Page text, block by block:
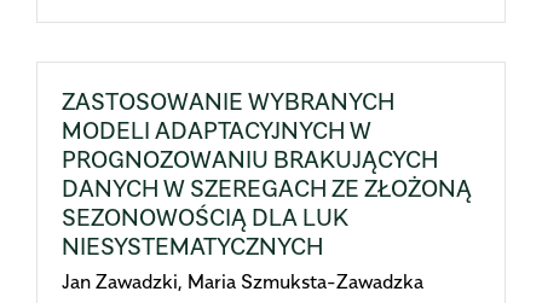
ZASTOSOWANIE WYBRANYCH
MODELI ADAPTACYJNYCH W
PROGNOZOWANIU BRAKUJĄCYCH
DANYCH W SZEREGACH ZE ZŁOŻONĄ
SEZONOWOŚCIĄ DLA LUK
NIESYSTEMATYCZNYCH
Jan Zawadzki, Maria Szmuksta-Zawadzka